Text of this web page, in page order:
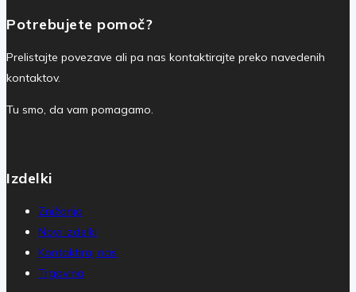
Potrebujete pomoč?
Prelistajte povezave ali pa nas kontaktirajte preko navedenih
kontaktov.
Tu smo, da vam pomagamo.
Izdelki
Znižanja
Novi izdelki
Kontaktiraj nas
Trgovina